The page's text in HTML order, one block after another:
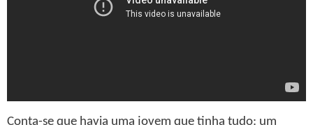
Conta-se que havia uma jovem que tinha tudo: um